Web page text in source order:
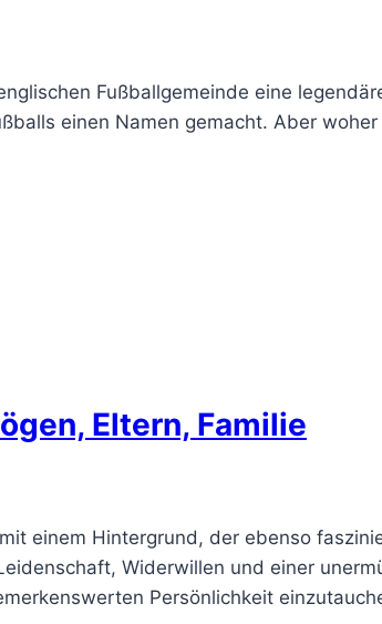
Fußballgemeinde eine
einen Namen gemacht. Aber
Eltern, Familie
einem Hintergrund, der ebenso
Widerwillen und einer
Persönlichkeit